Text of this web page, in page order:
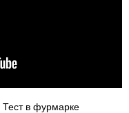
в фурмарке